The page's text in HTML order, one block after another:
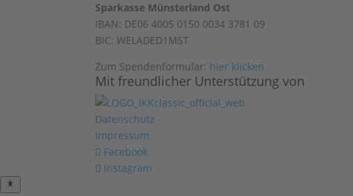
Sparkasse Münsterland Ost
IBAN: DE06 4005 0150 0034 3781 09
BIC: WELADED1MST
Zum Spendenformular: hier klicken
Mit freundlicher Unterstützung von
Datenschutz
Impressum
Facebook
Instagram